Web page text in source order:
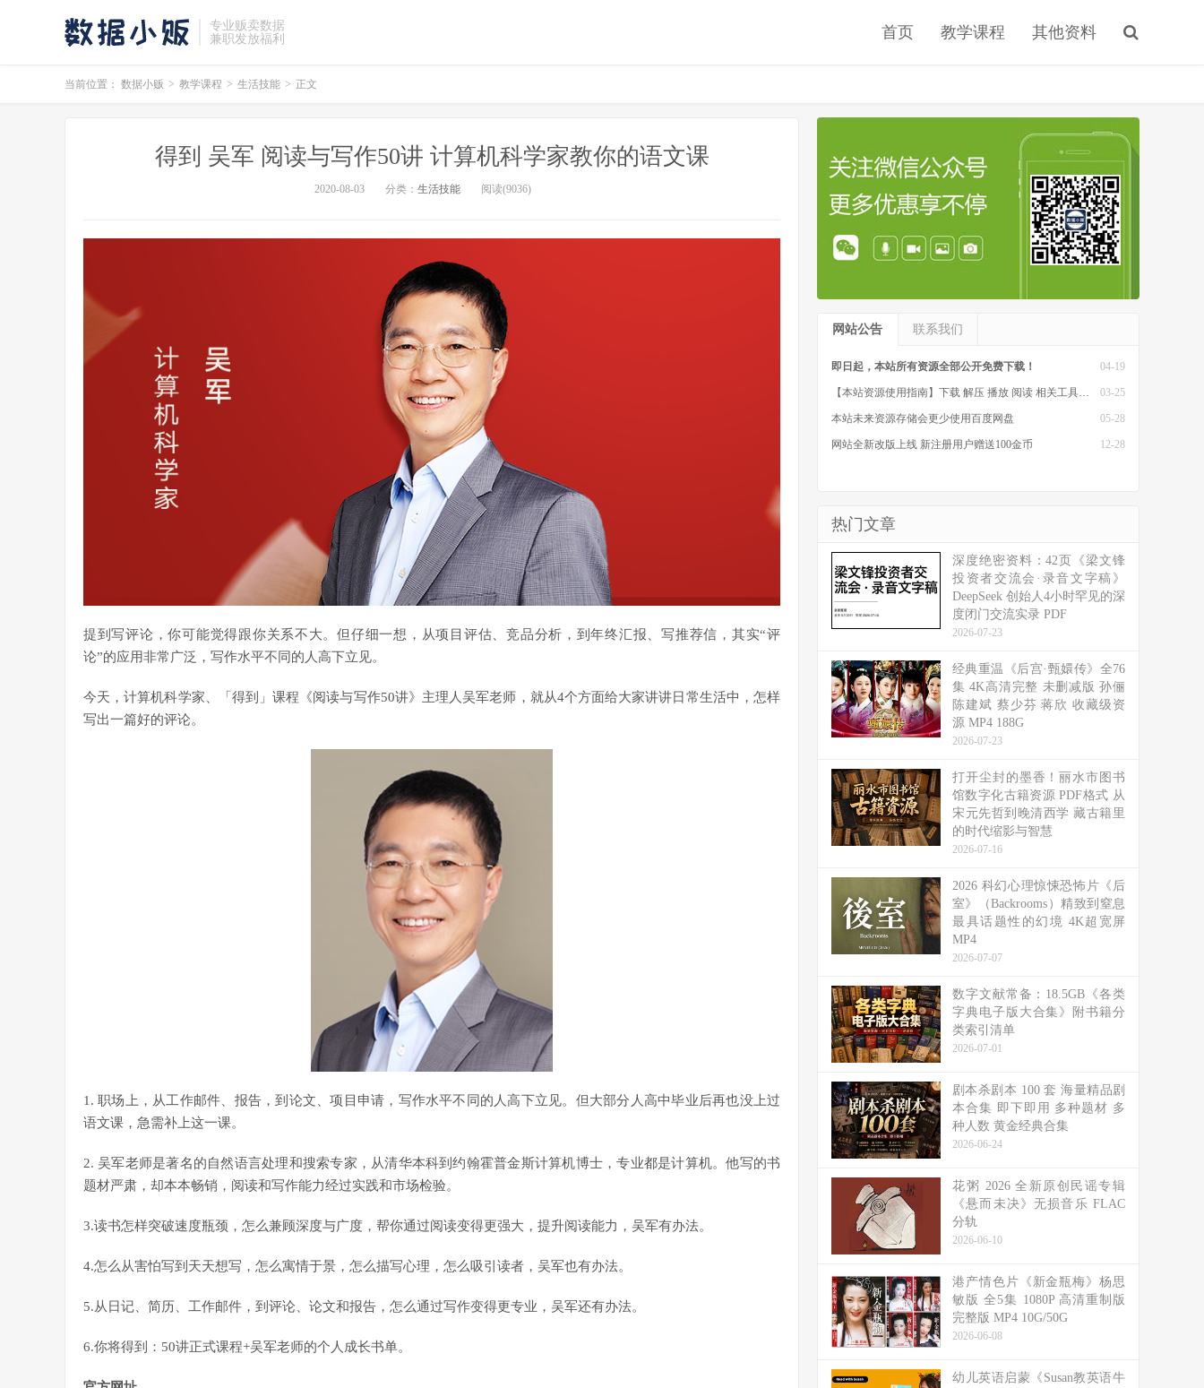
专业贩卖数据
兼职发放福利
首页 教学课程 其他资料
当前位置： 数据小贩 > 教学课程 > 生活技能 > 正文
得到 吴军 阅读与写作50讲 计算机科学家教你的语文课
2020-08-03 分类： 生活技能 阅读(9036)
提到写评论，你可能觉得跟你关系不大。但仔细一想，从项目评估、竞品分析，到年终汇报、写推荐信，其实“评
论”的应用非常广泛，写作水平不同的人高下立见。
今天，计算机科学家、「得到」课程《阅读与写作50讲》主理人吴军老师，就从4个方面给大家讲讲日常生活中，怎样
写出一篇好的评论。
1. 职场上，从工作邮件、报告，到论文、项目申请，写作水平不同的人高下立见。但大部分人高中毕业后再也没上过
语文课，急需补上这一课。
2. 吴军老师是著名的自然语言处理和搜索专家，从清华本科到约翰霍普金斯计算机博士，专业都是计算机。他写的书
题材严肃，却本本畅销，阅读和写作能力经过实践和市场检验。
3.读书怎样突破速度瓶颈，怎么兼顾深度与广度，帮你通过阅读变得更强大，提升阅读能力，吴军有办法。
4.怎么从害怕写到天天想写，怎么寓情于景，怎么描写心理，怎么吸引读者，吴军也有办法。
5.从日记、简历、工作邮件，到评论、论文和报告，怎么通过写作变得更专业，吴军还有办法。
6.你将得到：50讲正式课程+吴军老师的个人成长书单。
网站公告 联系我们
04-19
即日起，本站所有资源全部公开免费下载！
03-25
【本站资源使用指南】下载 解压 播放 阅读 相关工具软件
05-28
本站未来资源存储会更少使用百度网盘
12-28
网站全新改版上线 新注册用户赠送100金币
热门文章
深度绝密资料：42页《梁文锋
投资者交流会·录音文字稿》
DeepSeek 创始人4小时罕见的深
度闭门交流实录 PDF
2026-07-23
经典重温《后宫·甄嬛传》全76
集 4K高清完整 未删减版 孙俪
陈建斌 蔡少芬 蒋欣 收藏级资
源 MP4 188G
2026-07-23
打开尘封的墨香！丽水市图书
馆数字化古籍资源 PDF格式 从
宋元先哲到晚清西学 藏古籍里
的时代缩影与智慧
2026-07-16
2026 科幻心理惊悚恐怖片《后
室》（Backrooms）精致到窒息
最具话题性的幻境 4K超宽屏
MP4
2026-07-07
数字文献常备：18.5GB《各类
字典电子版大合集》附书籍分
类索引清单
2026-07-01
剧本杀剧本 100 套 海量精品剧
本合集 即下即用 多种题材 多
种人数 黄金经典合集
2026-06-24
花粥 2026 全新原创民谣专辑
《悬而未决》无损音乐 FLAC
分轨
2026-06-10
港产情色片《新金瓶梅》杨思
敏版 全5集 1080P 高清重制版
完整版 MP4 10G/50G
2026-06-08
幼儿英语启蒙《Susan教英语牛